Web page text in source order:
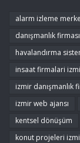
alarm izleme
danışmanlık firması
havalandırma
insaat firmalari
izmir danışmanlık
izmir web ajansı
kentsel dönüşüm
konut projeleri